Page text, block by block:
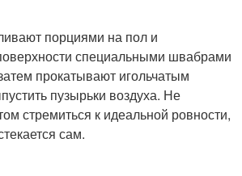
порциями на пол и
специальными швабрами
прокатывают игольчатым
пузырьки воздуха. Не
стремиться к идеальной ровности,
сам.